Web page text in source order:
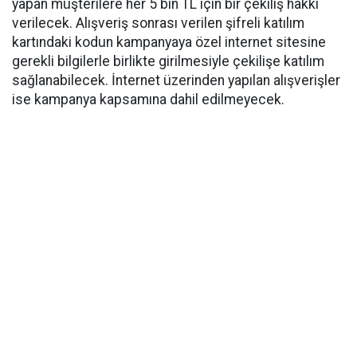
yapan müşterilere her 5 bin TL için bir çekiliş hakkı
verilecek. Alışveriş sonrası verilen şifreli katılım
kartındaki kodun kampanyaya özel internet sitesine
gerekli bilgilerle birlikte girilmesiyle çekilişe katılım
sağlanabilecek. İnternet üzerinden yapılan alışverişler
ise kampanya kapsamına dahil edilmeyecek.